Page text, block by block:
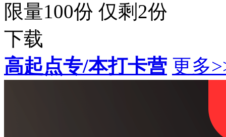
限量100份 仅剩 2份
下载
高起点专/本打卡营 更多